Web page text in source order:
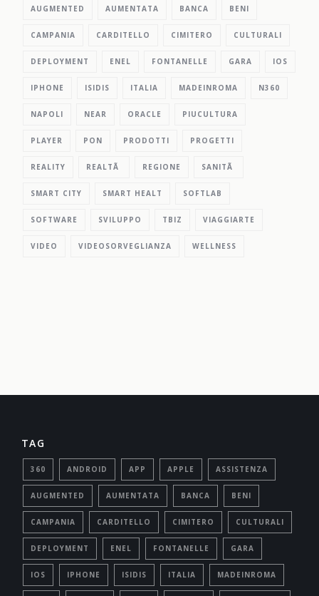
AUGMENTED AUMENTATA BANCA BENI
CAMPANIA CARDITELLO CIMITERO CULTURALI
DEPLOYMENT ENEL FONTANELLE GARA IOS
IPHONE ISIDIS ITALIA MADEINROMA N360
NAPOLI NEAR ORACLE PIUCULTURA
PLAYER PON PRODOTTI PROGETTI
REALITY REALTÃ REGIONE SANITÃ
SMART CITY SMART HEALT SOFTLAB
SOFTWARE SVILUPPO TBIZ VIAGGIARTE
VIDEO VIDEOSORVEGLIANZA WELLNESS
TAG
360 ANDROID APP APPLE ASSISTENZA
AUGMENTED AUMENTATA BANCA BENI
CAMPANIA CARDITELLO CIMITERO CULTURALI
DEPLOYMENT ENEL FONTANELLE GARA
IOS IPHONE ISIDIS ITALIA MADEINROMA